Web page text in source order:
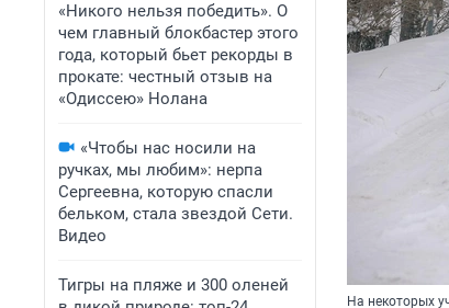
«Никого нельзя победить». О
чем главный блокбастер этого
года, который бьет рекорды в
прокате: честный отзыв на
«Одиссею» Нолана
«Чтобы нас носили на
ручках, мы любим»: нерпа
Сергеевна, которую спасли
бельком, стала звездой Сети.
Видео
Тигры на пляже и 300 оленей
На некоторых